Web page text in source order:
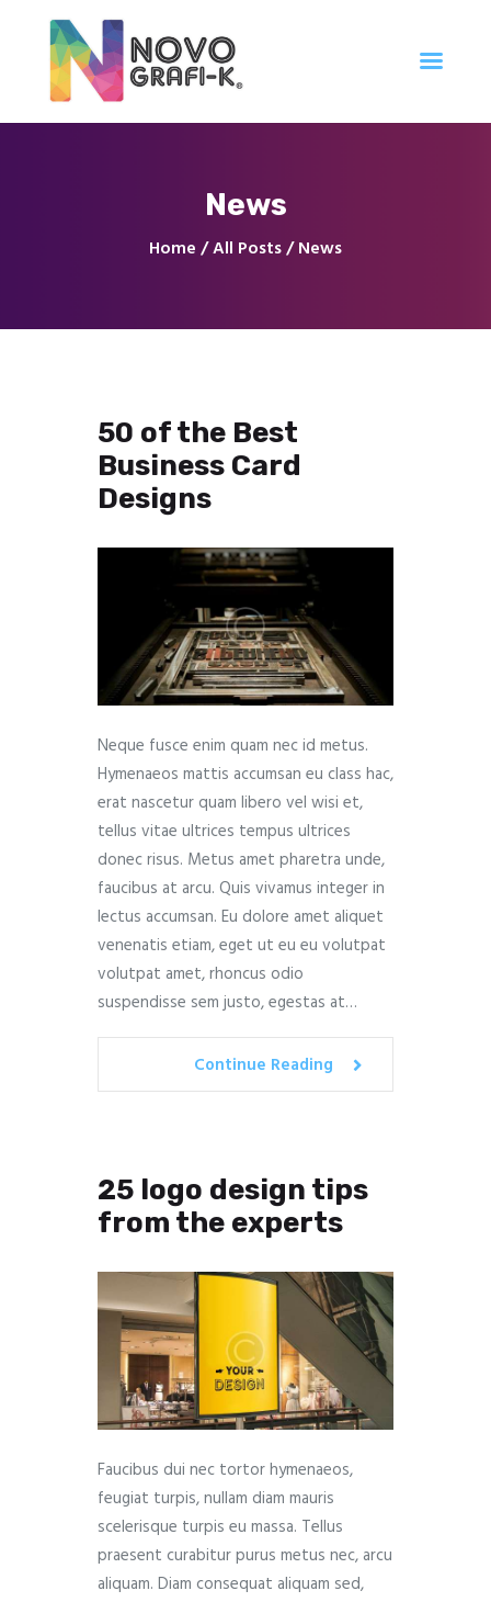
News
Home All Posts News
Servicios
50 of the Best
Business Card
Designs
Neque fusce enim quam nec id metus.
Hymenaeos mattis accumsan eu class hac,
erat nascetur quam libero vel wisi et,
tellus vitae ultrices tempus ultrices
donec risus. Metus amet pharetra unde,
faucibus at arcu. Quis vivamus integer in
lectus accumsan. Eu dolore amet aliquet
venenatis etiam, eget ut eu eu volutpat
volutpat amet, rhoncus odio
suspendisse sem justo, egestas at…
Continue Reading
25 logo design tips
from the experts
Faucibus dui nec tortor hymenaeos,
feugiat turpis, nullam diam mauris
scelerisque turpis eu massa. Tellus
praesent curabitur purus metus nec, arcu
aliquam. Diam consequat aliquam sed,